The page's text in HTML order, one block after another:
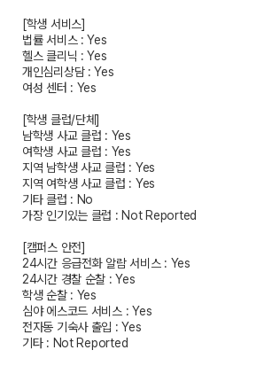
[학생 서비스]
법률 서비스 : Yes
헬스 클리닉 : Yes
개인심리상담 : Yes
여성 센터 : Yes
[학생 클럽/단체]
남학생 사교 클럽 : Yes
여학생 사교 클럽 : Yes
지역 남학생 사교 클럽 : Yes
지역 여학생 사교 클럽 : Yes
기타 클럽 : No
가장 인기있는 클럽 : Not Reported
[캠퍼스 안전]
24시간 응급전화 알람 서비스 : Yes
24시간 경찰 순찰 : Yes
학생 순찰 : Yes
심야 에스코드 서비스 : Yes
전자동 기숙사 출입 : Yes
기타 : Not Reported